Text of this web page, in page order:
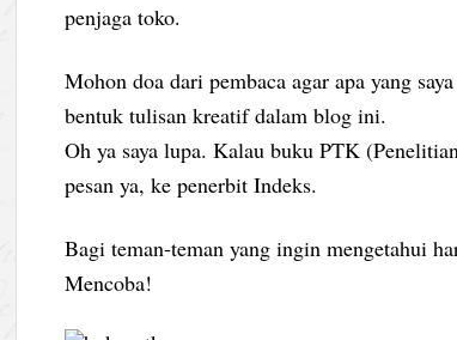
penjaga toko.
Mohon doa dari pembaca agar apa yang
bentuk tulisan kreatif dalam blog ini.
Oh ya saya lupa. Kalau buku PTK
pesan ya, ke penerbit Indeks.
Bagi teman-teman yang ingin mengetahui
Mencoba!